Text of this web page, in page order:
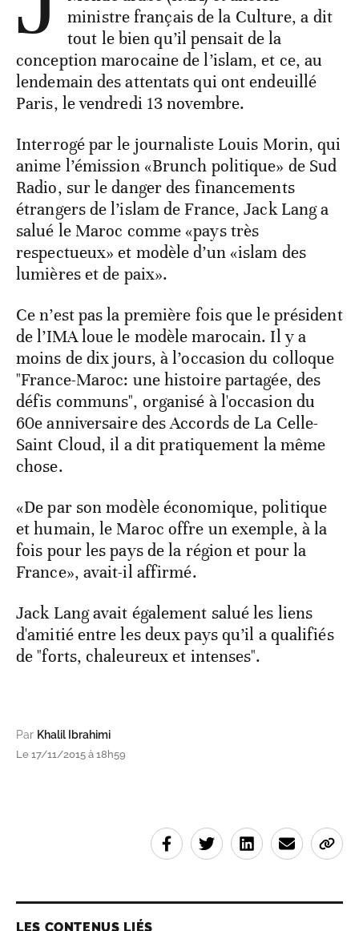
ministre français de la Culture, a dit
tout le bien qu’il pensait de la
conception marocaine de l’islam, et ce, au
lendemain des attentats qui ont endeuillé
Paris, le vendredi 13 novembre.
Interrogé par le journaliste Louis Morin, qui
anime l’émission «Brunch politique» de Sud
Radio, sur le danger des financements
étrangers de l’islam de France, Jack Lang a
salué le Maroc comme «pays très
respectueux» et modèle d’un «islam des
lumières et de paix».
Ce n’est pas la première fois que le président
de l’IMA loue le modèle marocain. Il y a
moins de dix jours, à l’occasion du colloque
"France-Maroc: une histoire partagée, des
défis communs", organisé à l'occasion du
60e anniversaire des Accords de La Celle-
Saint Cloud, il a dit pratiquement la même
chose.
«De par son modèle économique, politique
et humain, le Maroc offre un exemple, à la
fois pour les pays de la région et pour la
France», avait-il affirmé.
Jack Lang avait également salué les liens
d'amitié entre les deux pays qu’il a qualifiés
de "forts, chaleureux et intenses".
Par Khalil Ibrahimi
Le 17/11/2015 à 18h59
LES CONTENUS LIÉS